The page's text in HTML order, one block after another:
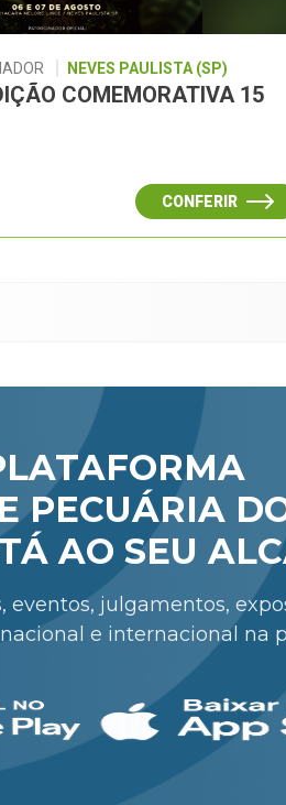
NEVES PAULISTA (SP)
COMEMORATIVA 15
CONFERIR
PECUÁRIA
AO SEU
eventos, julgamentos,
e internacional na